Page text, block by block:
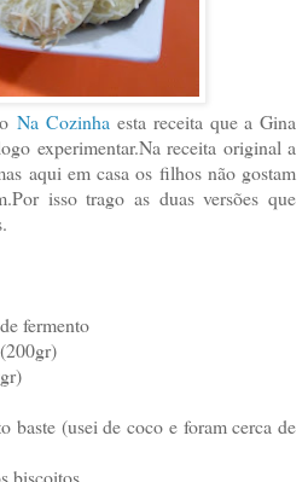
Na Cozinhaesta receita que a Gina
experimentar.Na receita original a
aqui em casa os filhos não gostam
isso trago as duas versões que
fermento
baste (usei de coco e foram cerca de